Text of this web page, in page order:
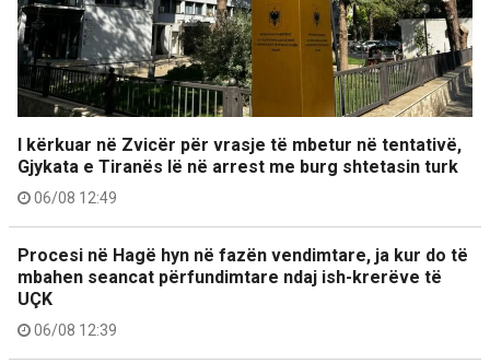
I kërkuar në Zvicër për vrasje të mbetur në tentativë,
Gjykata e Tiranës lë në arrest me burg shtetasin turk
06/08 12:49
Procesi në Hagë hyn në fazën vendimtare, ja kur do të
mbahen seancat përfundimtare ndaj ish-krerëve të
UÇK
06/08 12:39